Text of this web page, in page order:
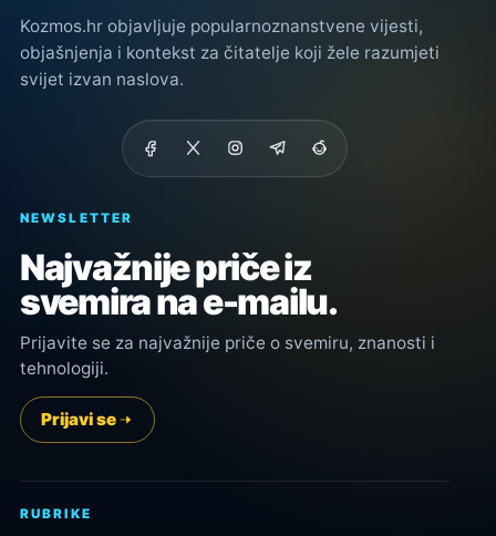
Kozmos.hr objavljuje popularnoznanstvene vijesti,
objašnjenja i kontekst za čitatelje koji žele razumjeti
svijet izvan naslova.
NEWSLETTER
Najvažnije priče iz
svemira na e-mailu.
Prijavite se za najvažnije priče o svemiru, znanosti i
tehnologiji.
Prijavi se
RUBRIKE